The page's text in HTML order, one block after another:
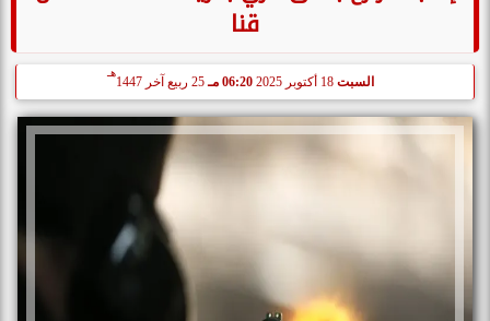
قنا
السبت 06:20 مـ 25 ربيع آخر 1447
هـ